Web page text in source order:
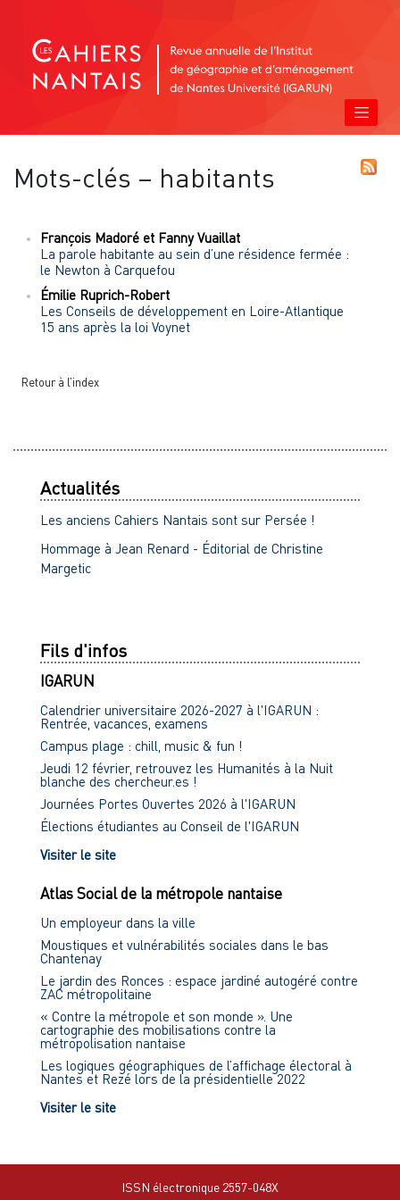
Mots-clés – habitants
François Madoré et FannyVuaillat
La parole habitante au sein d’une résidence fermée :
le Newton à Carquefou
Émilie Ruprich-Robert
Les Conseils de développement en Loire-Atlantique
15 ans après la loi Voynet
Retour à l’index
Actualités
Les anciens Cahiers Nantais sont sur Persée !
Hommage à Jean Renard - Éditorial de Christine
Margetic
Fils d'infos
IGARUN
Calendrier universitaire 2026-2027 à l'IGARUN :
Rentrée, vacances, examens
Campus plage : chill, music & fun !
Jeudi 12 février, retrouvez les Humanités à la Nuit
blanche des chercheur.es !
Journées Portes Ouvertes 2026 à l'IGARUN
Élections étudiantes au Conseil de l'IGARUN
Visiter le site
Atlas Social de la métropole nantaise
Un employeur dans la ville
Moustiques et vulnérabilités sociales dans le bas
Chantenay
Le jardin des Ronces : espace jardiné autogéré contre
ZAC métropolitaine
« Contre la métropole et son monde ». Une
cartographie des mobilisations contre la
métropolisation nantaise
Les logiques géographiques de l’affichage électoral à
Nantes et Rezé lors de la présidentielle 2022
Visiter le site
ISSN électronique 2557-048X